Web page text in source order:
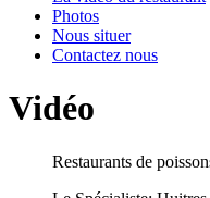
Photos
Nous situer
Contactez nous
Vidéo
Restaurants de